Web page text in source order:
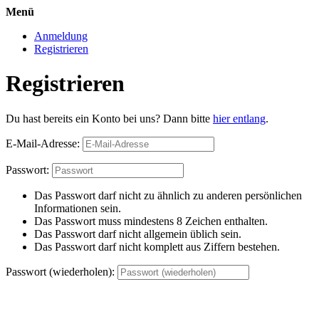
Menü
Anmeldung
Registrieren
Registrieren
Du hast bereits ein Konto bei uns? Dann bitte hier entlang.
E-Mail-Adresse:
Passwort:
Das Passwort darf nicht zu ähnlich zu anderen persönlichen
Informationen sein.
Das Passwort muss mindestens 8 Zeichen enthalten.
Das Passwort darf nicht allgemein üblich sein.
Das Passwort darf nicht komplett aus Ziffern bestehen.
Passwort (wiederholen):